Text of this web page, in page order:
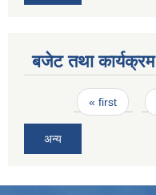
बजेट तथा कार्यक्रम
Pages« first
अन्य